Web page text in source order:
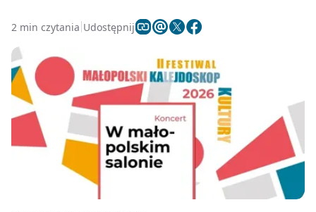
2 min czytania Udostępnij